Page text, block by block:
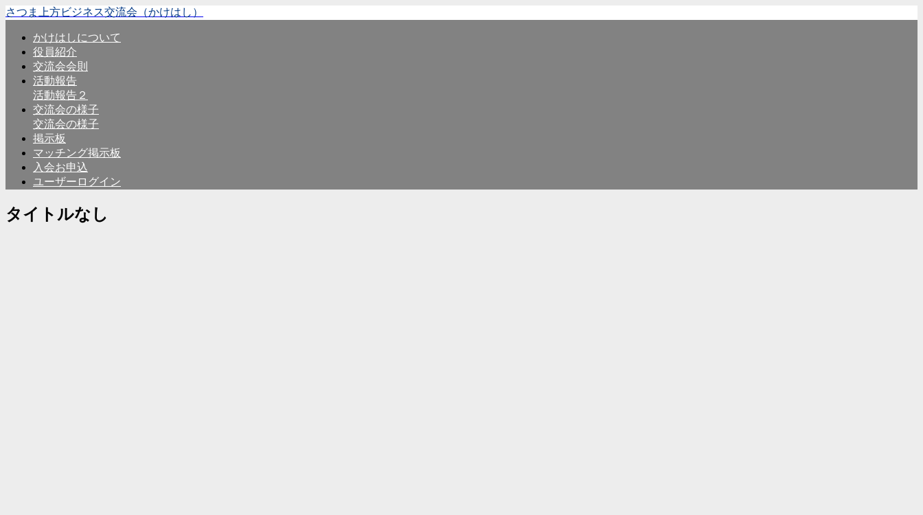
さつま上方ビジネス交流会（かけはし）
かけはしについて
役員紹介
交流会会則
活動報告
活動報告２
交流会の様子
交流会の様子
掲示板
マッチング掲示板
入会お申込
ユーザーログイン
タイトルなし